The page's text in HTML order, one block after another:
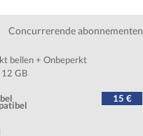
Concurrerende abonnementen
bellen + Onbeperkt
12 GB
15 €